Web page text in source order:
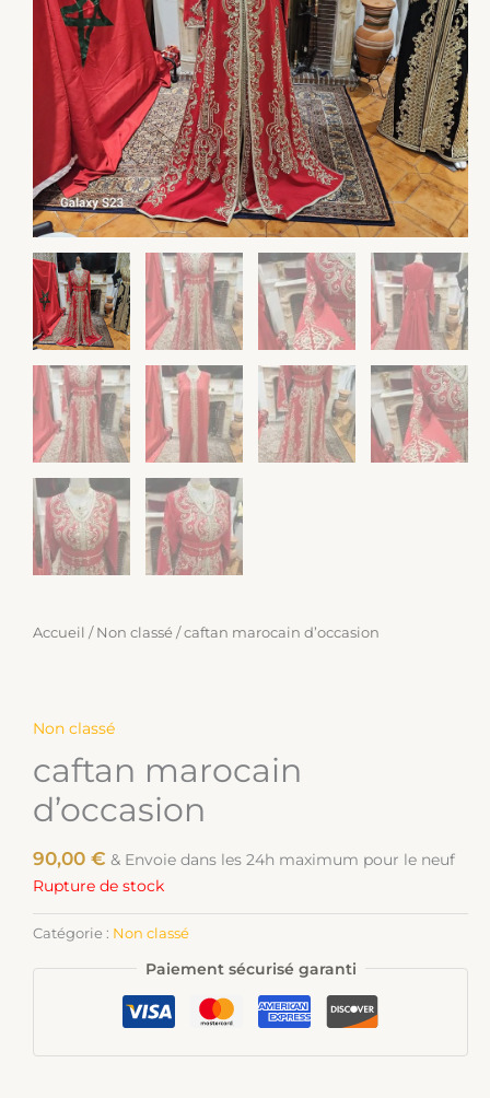
Accueil / Non classé / caftan marocain d’occasion
Non classé
caftan marocain
d’occasion
90,00 € & Envoie dans les 24h maximum pour le neuf
Rupture de stock
Catégorie : Non classé
Paiement sécurisé garanti